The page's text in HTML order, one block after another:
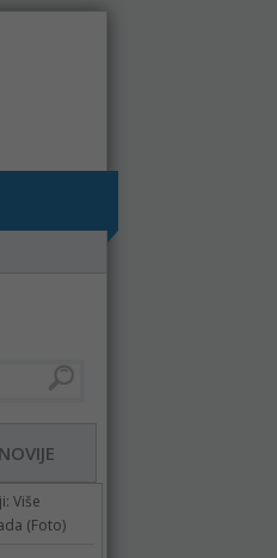
Više
(Foto)